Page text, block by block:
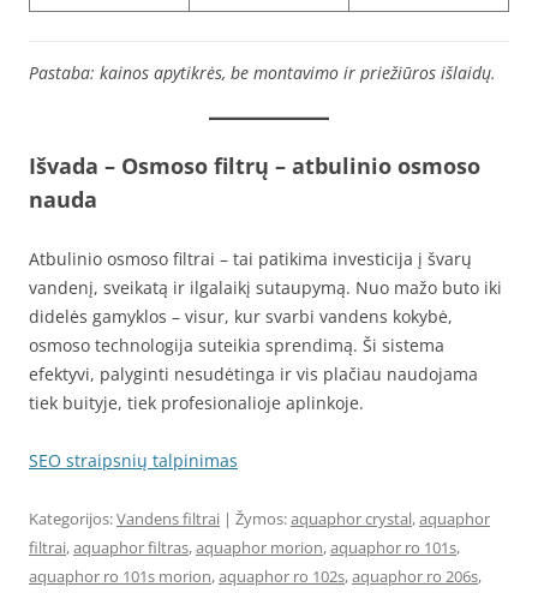
Pastaba: kainos apytikrės, be montavimo ir priežiūros išlaidų.
Išvada – Osmoso filtrų – atbulinio osmoso
nauda
Atbulinio osmoso filtrai – tai patikima investicija į švarų
vandenį, sveikatą ir ilgalaikį sutaupymą. Nuo mažo buto iki
didelės gamyklos – visur, kur svarbi vandens kokybė,
osmoso technologija suteikia sprendimą. Ši sistema
efektyvi, palyginti nesudėtinga ir vis plačiau naudojama
tiek buityje, tiek profesionalioje aplinkoje.
SEO straipsnių talpinimas
Kategorijos:Vandens filtrai | Žymos:aquaphor crystal,aquaphor
filtrai,aquaphor filtras,aquaphor morion,aquaphor ro 101s,
aquaphor ro 101s morion,aquaphor ro 102s,aquaphor ro 206s,